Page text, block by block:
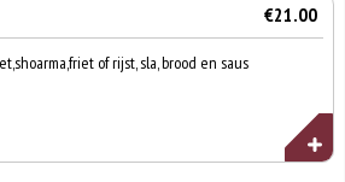
€21.00
of rijst, sla, brood en saus